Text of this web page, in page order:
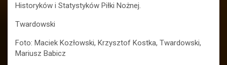
Historyków i Statystyków Piłki Nożnej.
Twardowski
Foto: Maciek Kozłowski, Krzysztof Kostka, Twardowski,
Mariusz Babicz